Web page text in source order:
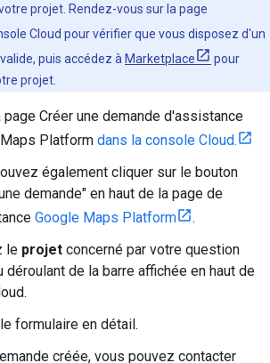
projet. Rendez-vous sur la page
Cloud pour vérifier que vous disposez d'un
puis accédez à Marketplace
pour
projet.
Créer une demande d'assistance
Platform dans la console Cloud.
également cliquer sur le bouton
demande" en haut de la page de
Google Maps Platform
.
le projet concerné par votre question
déroulant de la barre affichée en haut de
formulaire en détail.
créée, vous pouvez contacter